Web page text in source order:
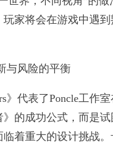
家将会在游戏中遇
风险的平衡
代表了Poncle工作室
的成功公式，而是
着重大的设计挑战